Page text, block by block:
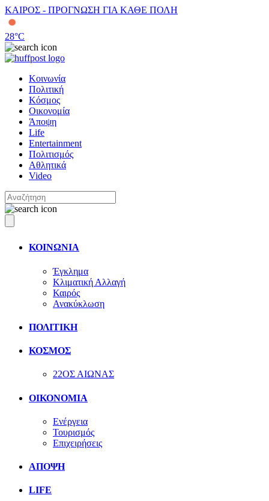
ΚΑΙΡΟΣ - ΠΡΟΓΝΩΣΗ ΓΙΑ ΚΑΘΕ ΠΟΛΗ
28°C
Κοινωνία
Πολιτική
Κόσμος
Οικονομία
Άποψη
Life
Entertainment
Πολιτισμός
Αθλητικά
Video
ΚΟΙΝΩΝΙΑ
Έγκλημα
Κλιματική Αλλαγή
Καιρός
Ανακύκλωση
ΠΟΛΙΤΙΚΗ
ΚΟΣΜΟΣ
22ΟΣ ΑΙΩΝΑΣ
ΟΙΚΟΝΟΜΙΑ
Ενέργεια
Τουρισμός
Επιχειρήσεις
ΑΠΟΨΗ
LIFE